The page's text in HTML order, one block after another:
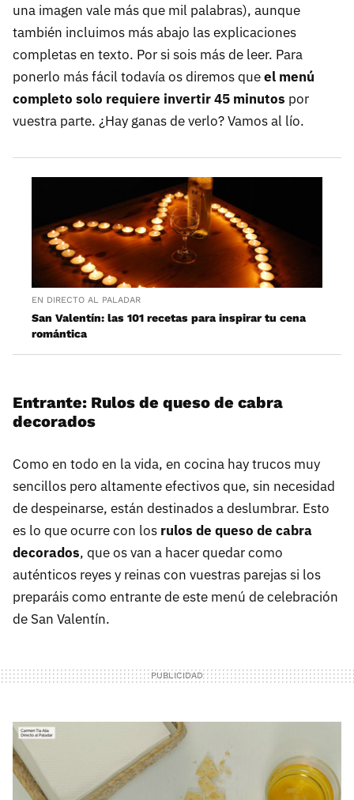
una imagen vale más que mil palabras), aunque
también incluimos más abajo las explicaciones
completas en texto. Por si sois más de leer. Para
ponerlo más fácil todavía os diremos queel menú
completo solo requiere invertir 45 minutos por
vuestra parte. ¿Hay ganas de verlo? Vamos al lío.
EN DIRECTO AL PALADAR
San Valentín: las 101 recetas para inspirar tu cena
romántica
Entrante: Rulos de queso de cabra
decorados
Como en todo en la vida, en cocina hay trucos muy
sencillos pero altamente efectivos que, sin necesidad
de despeinarse, están destinados a deslumbrar. Esto
es lo que ocurre con los rulos de queso de cabra
decorados, que os van a hacer quedar como
auténticos reyes y reinas con vuestras parejas si los
preparáis como entrante de este menú de celebración
de San Valentín.